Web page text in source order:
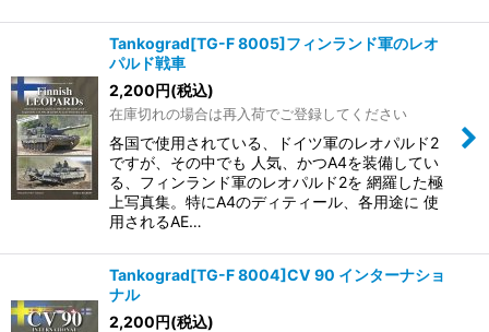
Tankograd[TG-F 8005]フィンランド軍のレオ
パルド戦車
2,200円(税込)
在庫切れの場合は再入荷でご登録してください
各国で使用されている、ドイツ軍のレオパルド2
ですが、その中でも 人気、かつA4を装備してい
る、フィンランド軍のレオパルド2を 網羅した極
上写真集。特にA4のディティール、各用途に 使
用されるAE…
Tankograd[TG-F 8004]CV 90 インターナショ
ナル
2,200円(税込)